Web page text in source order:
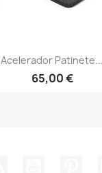
Acelerador Patinete...
65,00 €